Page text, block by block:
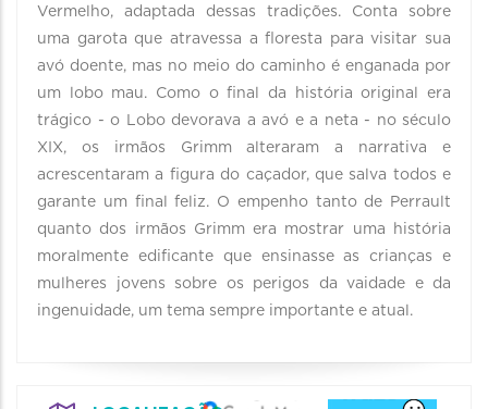
Vermelho, adaptada dessas tradições. Conta sobre
uma garota que atravessa a floresta para visitar sua
avó doente, mas no meio do caminho é enganada por
um lobo mau. Como o final da história original era
trágico - o Lobo devorava a avó e a neta - no século
XIX, os irmãos Grimm alteraram a narrativa e
acrescentaram a figura do caçador, que salva todos e
garante um final feliz. O empenho tanto de Perrault
quanto dos irmãos Grimm era mostrar uma história
moralmente edificante que ensinasse as crianças e
mulheres jovens sobre os perigos da vaidade e da
ingenuidade, um tema sempre importante e atual.